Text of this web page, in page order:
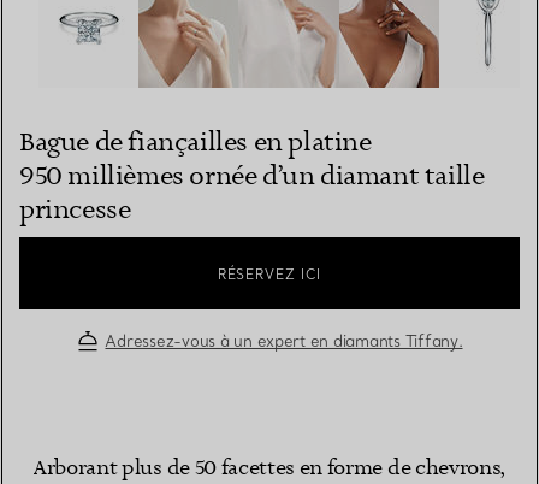
Bague de fiançailles en platine
950 millièmes ornée d’un diamant taille
princesse
RÉSERVEZ ICI
Adressez-vous à un expert en diamants Tiffany.
Arborant plus de 50 facettes en forme de chevrons,